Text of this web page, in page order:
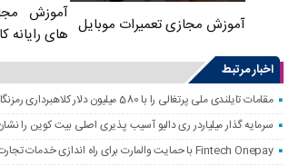
آموزش مجازی تعمیرات موبایل های رایانه
اخبار مرتبط
مقامات تایلندی ملی پرتغالی را با 580 میلیون دلار کلاهبرداری رمزنگاری کردند
سرمایه گذار میلیاردر ری دالیو آسیب پذیری اصلی بیت کوین را
Fintech Onepay با حمایت والمارت برای راه اندازی خدمات تجارت و حضانت رمزنگاری